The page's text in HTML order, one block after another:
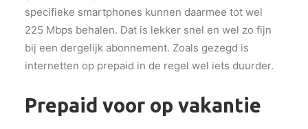
specifieke smartphones kunnen daarmee tot wel
225 Mbps behalen. Dat is lekker snel en wel zo fijn
bij een dergelijk abonnement. Zoals gezegd is
internetten op prepaid in de regel wel iets duurder.
Prepaid voor op vakantie